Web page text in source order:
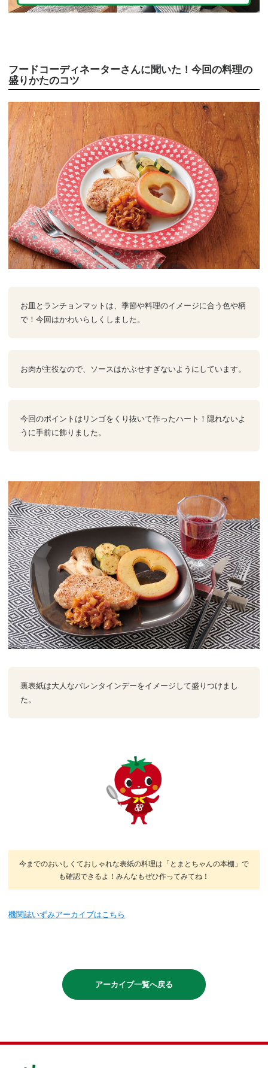
フードコーディネーターさんに聞いた！今回の料理の
盛りかたのコツ
お皿とランチョンマットは、季節や料理のイメージに合う色や柄
で！今回はかわいらしくしました。
お肉が主役なので、ソースはかぶせすぎないようにしています。
今回のポイントはリンゴをくり抜いて作ったハート！隠れないよ
うに手前に飾りました。
裏表紙は大人なバレンタインデーをイメージして盛りつけまし
た。
今までのおいしくておしゃれな表紙の料理は「とまとちゃんの本棚」で
も確認できるよ！みんなもぜひ作ってみてね！
機関誌いずみアーカイブはこちら
アーカイブ一覧へ戻る